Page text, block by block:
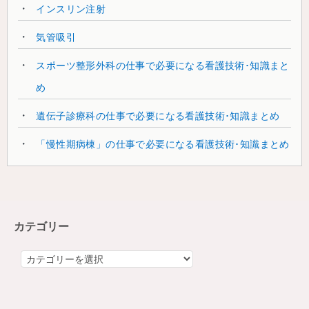
インスリン注射
気管吸引
スポーツ整形外科の仕事で必要になる看護技術･知識まと
め
遺伝子診療科の仕事で必要になる看護技術･知識まとめ
「慢性期病棟」の仕事で必要になる看護技術･知識まとめ
カテゴリー
カ